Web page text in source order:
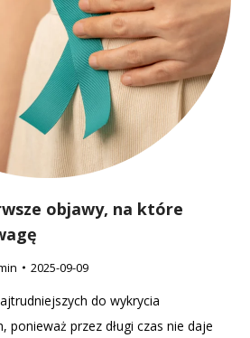
objawy, na które
2025-09-09
do wykrycia
przez długi czas nie daje